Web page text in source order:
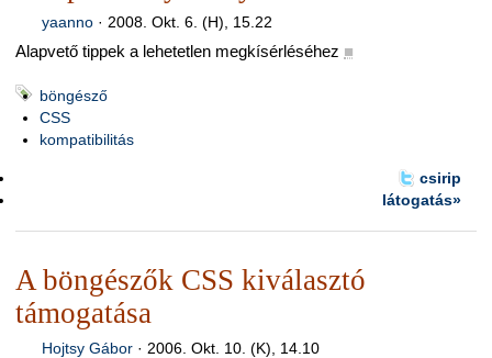
yaanno· 2008. Okt. 6. (H), 15.22
Alapvető tippek a lehetetlen megkísérléséhez ■
böngésző
CSS
kompatibilitás
csirip
látogatás»
A böngészők CSS kiválasztó
támogatása
Hojtsy Gábor· 2006. Okt. 10. (K), 14.10